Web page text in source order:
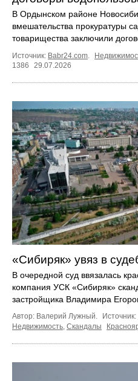
В Ордынском районе
вмешательства прокуратуры
товарищества заключили
Источник: Babr24.com.
1386
29.07.2026
«Сибиряк» увяз в
В очередной суд ввязалась
компания УСК «Сибиряк»
застройщика Владимира
Автор: Валерий Лужный. Источник:
Недвижимость, Скандалы